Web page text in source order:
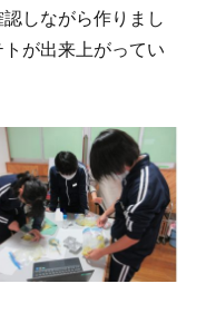
しながら作りまし
が出来上がってい